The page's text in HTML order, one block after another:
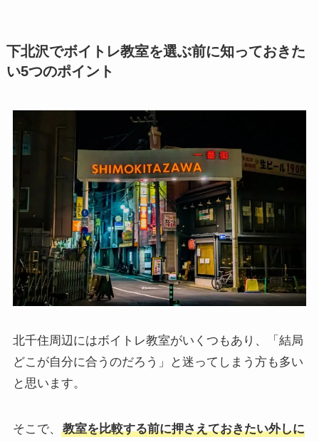
下北沢でボイトレ教室を選ぶ前に知っておきた
い5つのポイント
北千住周辺にはボイトレ教室がいくつもあり、「結局
どこが自分に合うのだろう」と迷ってしまう方も多い
と思います。
そこで、
教室を比較する前に押さえておきたい外しに